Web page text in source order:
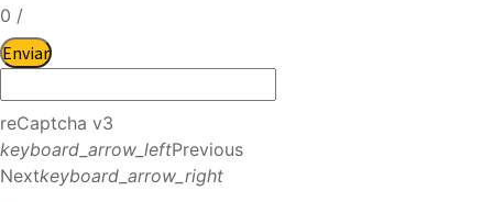
0 /
Enviar
reCaptcha v3
keyboard_arrow_leftPrevious
Nextkeyboard_arrow_right